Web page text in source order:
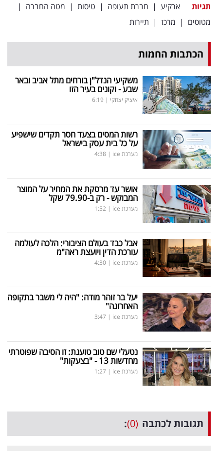
תגיות ארקיע | חברת תעופה | טיסות | מטה החברה |
מטוסים | מרכז | תיירות
הכתבות החמות
משקיעי הנדל"ן בורחים מתל אביב ובאר
שבע - וקונים בעיר הזו
איציק יצחקי |
6:19
רשות המסים בצעד חסר תקדים שישפיע
על כל בית עסק בישראל
מערכת ice |
4:38
אושר עד מרסקת את המחיר על המוצר
המבוקש - רק ב-79.90 שקל
מערכת ice |
1:52
אבל כבד בעולם הציבורי: הלכה לעולמה
עורכת הדין ויועצת ראה"מ
מערכת ice |
4:30
יעל בר זוהר מודה: "היה לי משבר בתקופה
האחרונה"
מערכת ice |
3:47
נטעלי שם טוב טוענת: זו הסיבה שפוטרתי
מחדשות 13 - "בצעקות"
מערכת ice |
1:27
תגובות לכתבה (0)
: